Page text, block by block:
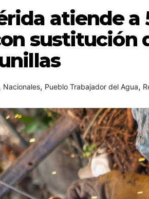
atiende a
sustitución
Nacionales, Pueblo Trabajador del Agua,